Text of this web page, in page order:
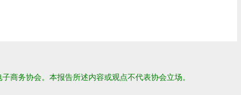
商务协会。本报告所述内容或观点不代表协会立场。